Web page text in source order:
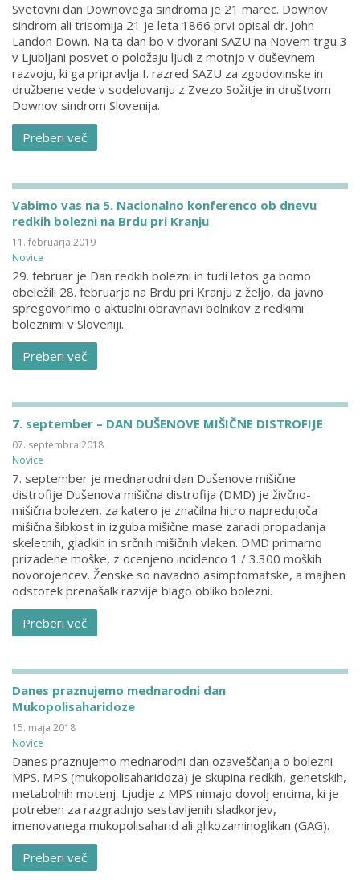
Svetovni dan Downovega sindroma je 21 marec. Downov
sindrom ali trisomija 21 je leta 1866 prvi opisal dr. John
Landon Down. Na ta dan bo v dvorani SAZU na Novem trgu 3
v Ljubljani posvet o položaju ljudi z motnjo v duševnem
razvoju, ki ga pripravlja I. razred SAZU za zgodovinske in
družbene vede v sodelovanju z Zvezo Sožitje in društvom
Downov sindrom Slovenija.
Preberi več
Vabimo vas na 5. Nacionalno konferenco ob dnevu
redkih bolezni na Brdu pri Kranju
11. februarja 2019
Novice
29. februar je Dan redkih bolezni in tudi letos ga bomo
obeležili 28. februarja na Brdu pri Kranju z željo, da javno
spregovorimo o aktualni obravnavi bolnikov z redkimi
boleznimi v Sloveniji.
Preberi več
7. september – DAN DUŠENOVE MIŠIČNE DISTROFIJE
07. septembra 2018
Novice
7. september je mednarodni dan Dušenove mišične
distrofije Dušenova mišična distrofija (DMD) je živčno-
mišična bolezen, za katero je značilna hitro napredujoča
mišična šibkost in izguba mišične mase zaradi propadanja
skeletnih, gladkih in srčnih mišičnih vlaken. DMD primarno
prizadene moške, z ocenjeno incidenco 1 / 3.300 moških
novorojencev. Ženske so navadno asimptomatske, a majhen
odstotek prenašalk razvije blago obliko bolezni.
Preberi več
Danes praznujemo mednarodni dan
Mukopolisaharidoze
15. maja 2018
Novice
Danes praznujemo mednarodni dan ozaveščanja o bolezni
MPS. MPS (mukopolisaharidoza) je skupina redkih, genetskih,
metabolnih motenj. Ljudje z MPS nimajo dovolj encima, ki je
potreben za razgradnjo sestavljenih sladkorjev,
imenovanega mukopolisaharid ali glikozaminoglikan (GAG).
Preberi več